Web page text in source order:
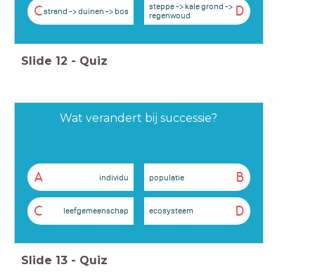
Cstrand -> duinen -> bos D
steppe -> kale grond ->
regenwoud
Slide 12 - Quiz
Wat verandert bij successie?
A individu B
populatie
C leefgemeenschap D
ecosysteem
Slide 13 - Quiz